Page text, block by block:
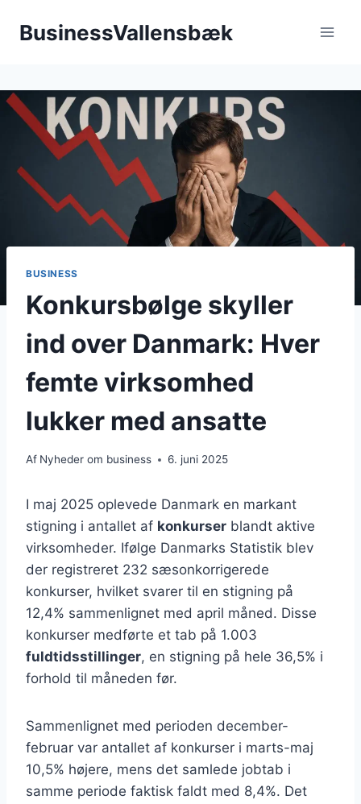
BusinessVallensbæk
BUSINESS
Konkursbølge skyller
ind over Danmark: Hver
femte virksomhed
lukker med ansatte
Af Nyheder om business 6. juni 2025
I maj 2025 oplevede Danmark en markant
stigning i antallet af konkurser blandt aktive
virksomheder. Ifølge Danmarks Statistik blev
der registreret 232 sæsonkorrigerede
konkurser, hvilket svarer til en stigning på
12,4% sammenlignet med april måned. Disse
konkurser medførte et tab på 1.003
fuldtidsstillinger, en stigning på hele 36,5% i
forhold til måneden før.
Sammenlignet med perioden december-
februar var antallet af konkurser i marts-maj
10,5% højere, mens det samlede jobtab i
samme periode faktisk faldt med 8,4%. Det